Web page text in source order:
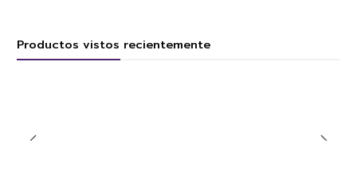
Productos vistos recientemente